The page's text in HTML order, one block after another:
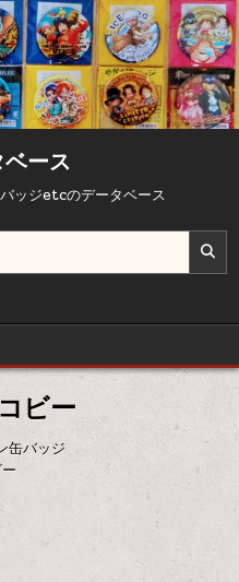
ース
ッジetcのデータベース
ビー
缶バッジ